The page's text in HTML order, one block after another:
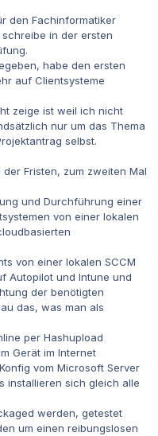
den Fachinformatiker
in der ersten
habe den ersten
auf Clientsysteme
zeige ist weil ich nicht
nur um das Thema
selbst.
Fristen, zum zweiten Mal
und Durchführung einer
von einer lokalen
von einer lokalen SCCM
Autopilot und Intune und
der benötigten
das, was man als
per Hashupload
Gerät im Internet
vom Microsoft Server
installieren sich gleich alle
werden, getestet
um einen reibungslosen